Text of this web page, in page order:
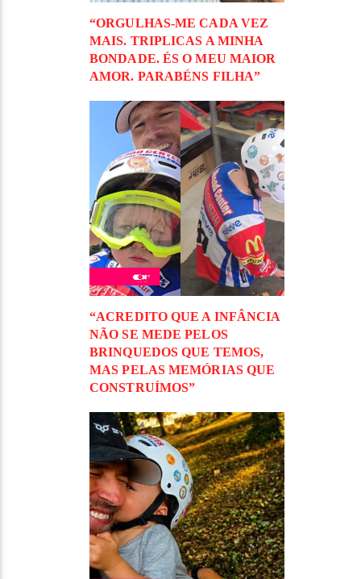
“ORGULHAS-ME CADA VEZ
MAIS. TRIPLICAS A MINHA
BONDADE. ÉS O MEU MAIOR
AMOR. PARABÉNS FILHA”
“ACREDITO QUE A INFÂNCIA
NÃO SE MEDE PELOS
BRINQUEDOS QUE TEMOS,
MAS PELAS MEMÓRIAS QUE
CONSTRUÍMOS”